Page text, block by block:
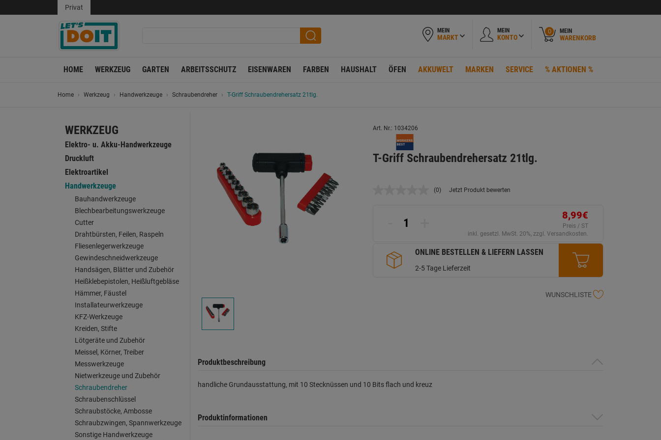
Privat
MEIN
MARKT
MEIN
KONTO
0 MEIN
WARENKORB
HOME WERKZEUG GARTEN ARBEITSSCHUTZ EISENWAREN FARBEN HAUSHALT ÖFEN AKKUWELT MARKEN SERVICE % AKTIONEN %
Home Werkzeug Handwerkzeuge Schraubendreher T-Griff Schraubendrehersatz 21tlg.
WERKZEUG
Elektro- u. Akku-Handwerkzeuge
Druckluft
Elektroartikel
Handwerkzeuge
Bauhandwerkzeuge
Blechbearbeitungswerkzeuge
Cutter
Drahtbürsten, Feilen, Raspeln
Fliesenlegerwerkzeuge
Gewindeschneidwerkzeuge
Handsägen, Blätter und Zubehör
Heißklebepistolen, Heißluftgebläse
Hämmer, Fäustel
Installateurwerkzeuge
KFZ-Werkzeuge
Kreiden, Stifte
Lötgeräte und Zubehör
Meissel, Körner, Treiber
Messwerkzeuge
Nietwerkzeuge und Zubehör
Schraubendreher
Schraubenschlüssel
Schraubstöcke, Ambosse
Schraubzwingen, Spannwerkzeuge
Sonstige Handwerkzeuge
Art. Nr.: 1034206
T-Griff Schraubendrehersatz 21tlg.
Kein
(0) Jetzt Produkt bewerten
8,99€
Preis / ST
inkl. gesetzl. MwSt. 20%, zzgl. Versandkosten.
ONLINE BESTELLEN & LIEFERN LASSEN
2-5 Tage Lieferzeit
WUNSCHLISTE
Produktbeschreibung
handliche Grundausstattung, mit 10 Stecknüssen und 10 Bits flach und kreuz
Produktinformationen